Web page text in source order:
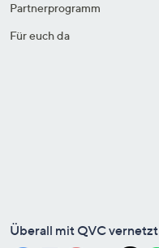
Partnerprogramm
Für euch da
Überall mit QVC vernetzt